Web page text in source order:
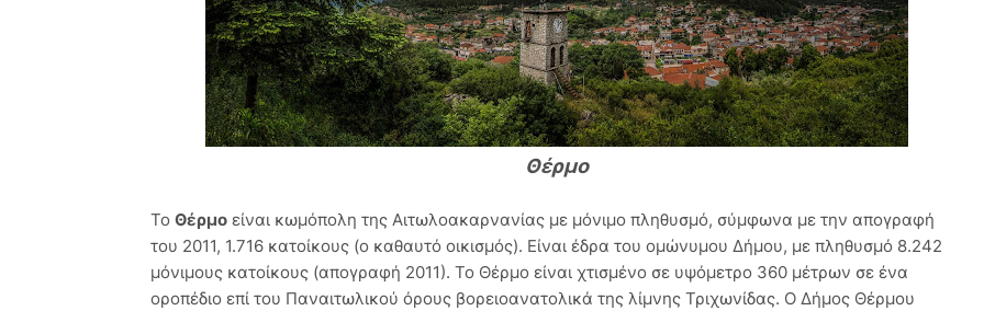
Θέρμο
Το Θέρμο είναι κωμόπολη της Αιτωλοακαρνανίας με μόνιμο πληθυσμό, σύμφωνα με την απογραφή
του 2011, 1.716 κατοίκους (ο καθαυτό οικισμός). Είναι έδρα του ομώνυμου Δήμου, με πληθυσμό 8.242
μόνιμους κατοίκους (απογραφή 2011). Το Θέρμο είναι χτισμένο σε υψόμετρο 360 μέτρων σε ένα
οροπέδιο επί του Παναιτωλικού όρους βορειοανατολικά της λίμνης Τριχωνίδας. Ο Δήμος Θέρμου